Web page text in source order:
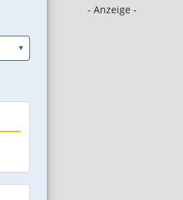
- Anzeige -